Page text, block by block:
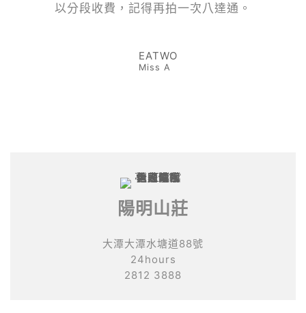
以分段收費，記得再拍一次八達通。
EATWO
Miss A
陽明山莊
大潭大潭水塘道88號
24hours
2812 3888